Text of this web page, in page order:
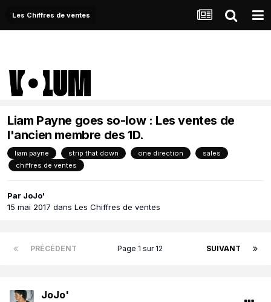
Les Chiffres de ventes
Liam Payne goes so-low : Les ventes de
l'ancien membre des 1D.
liam payne strip that down one direction
sales
chiffres de ventes
Par JoJo'
15 mai 2017 dans Les Chiffres de ventes
PRÉCÉDENT SUIVANT
Page 1 sur 12
JoJo'